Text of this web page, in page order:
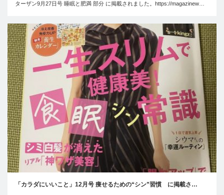
ターザン9月27日号 睡眠と肥満 部分 に掲載されました。https://magazinew…
「カラダにいいこと」12月号 痩せるための“シン”習慣 に掲載さ…